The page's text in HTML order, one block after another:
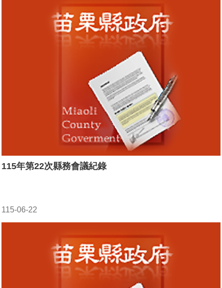
115年第22次縣務會議紀錄
115-06-22